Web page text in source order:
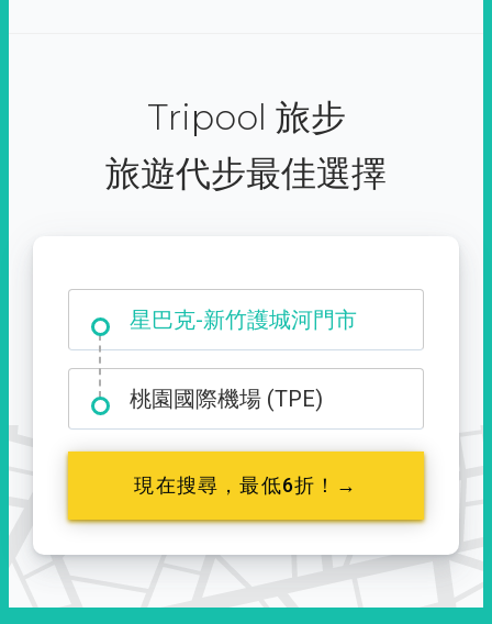
Tripool 旅步
旅遊代步最佳選擇
星巴克-新竹護城河門市
大霸尖山登山口
桃園國際機場 (TPE)
現在搜尋，最低6折！→